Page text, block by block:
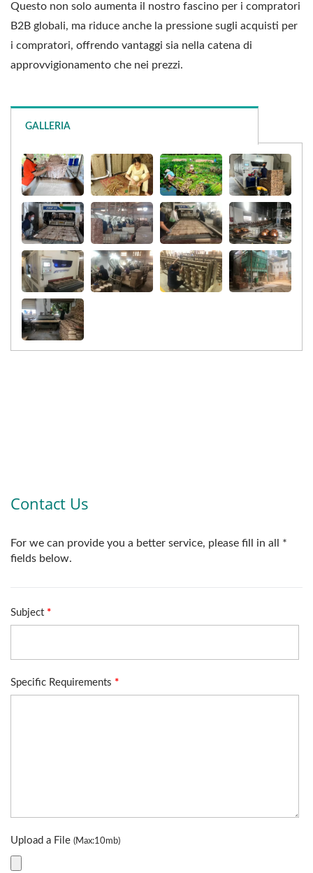
Questo non solo aumenta il nostro fascino per i compratori
B2B globali, ma riduce anche la pressione sugli acquisti per
i compratori, offrendo vantaggi sia nella catena di
approvvigionamento che nei prezzi.
GALLERIA